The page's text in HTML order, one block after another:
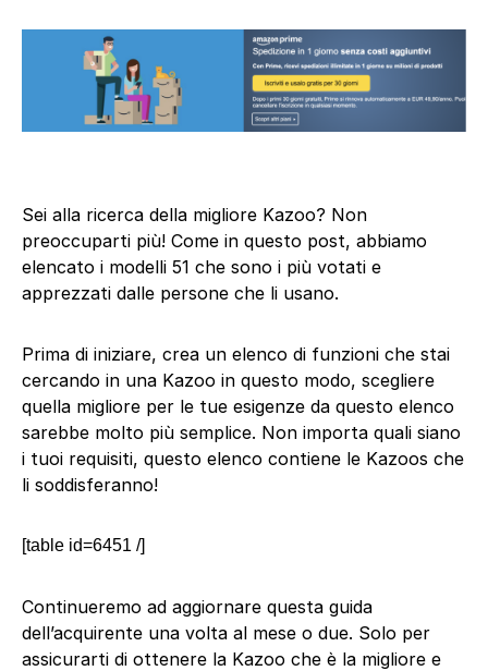
Sei alla ricerca della migliore Kazoo? Non
preoccuparti più! Come in questo post, abbiamo
elencato i modelli 51 che sono i più votati e
apprezzati dalle persone che li usano.
Prima di iniziare, crea un elenco di funzioni che stai
cercando in una Kazoo in questo modo, scegliere
quella migliore per le tue esigenze da questo elenco
sarebbe molto più semplice. Non importa quali siano
i tuoi requisiti, questo elenco contiene le Kazoos che
li soddisferanno!
[table id=6451 /]
Continueremo ad aggiornare questa guida
dell’acquirente una volta al mese o due. Solo per
assicurarti di ottenere la Kazoo che è la migliore e